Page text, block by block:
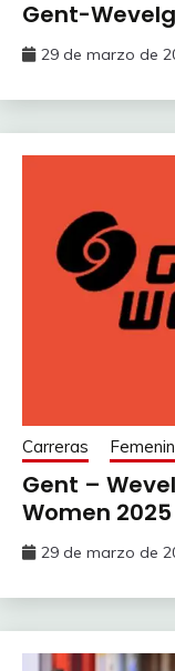
Gent-
29 de marzo de
Carreras
Gent –
Women 2025
29 de marzo de